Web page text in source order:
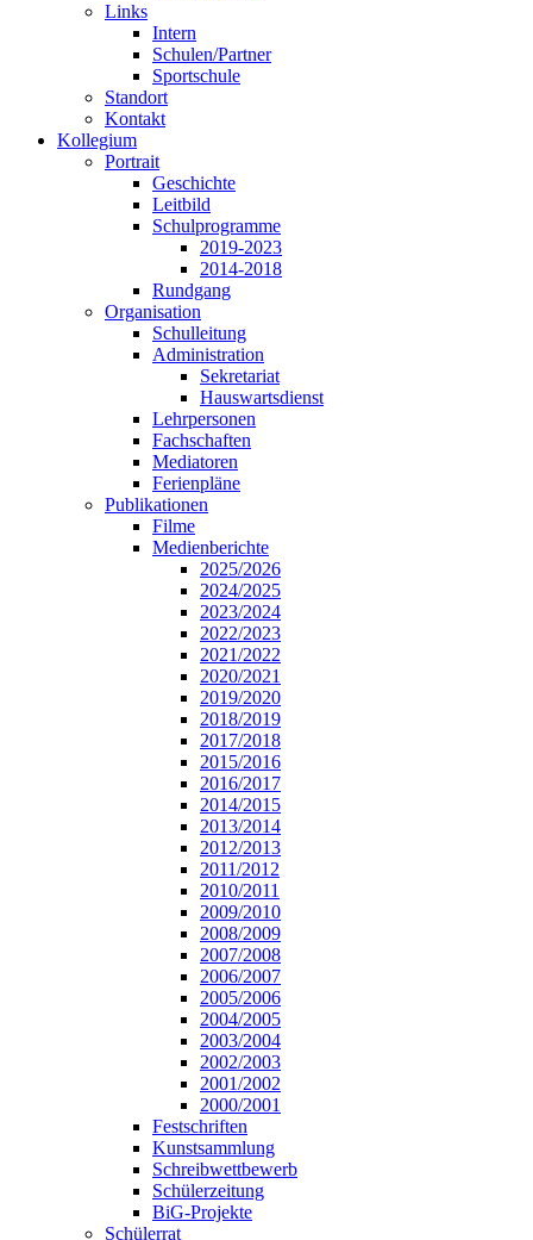
Links
Intern
Schulen/Partner
Sportschule
Standort
Kontakt
Kollegium
Portrait
Geschichte
Leitbild
Schulprogramme
2019-2023
2014-2018
Rundgang
Organisation
Schulleitung
Administration
Sekretariat
Hauswartsdienst
Lehrpersonen
Fachschaften
Mediatoren
Ferienpläne
Publikationen
Filme
Medienberichte
2025/2026
2024/2025
2023/2024
2022/2023
2021/2022
2020/2021
2019/2020
2018/2019
2017/2018
2015/2016
2016/2017
2014/2015
2013/2014
2012/2013
2011/2012
2010/2011
2009/2010
2008/2009
2007/2008
2006/2007
2005/2006
2004/2005
2003/2004
2002/2003
2001/2002
2000/2001
Festschriften
Kunstsammlung
Schreibwettbewerb
Schülerzeitung
BiG-Projekte
Schülerrat